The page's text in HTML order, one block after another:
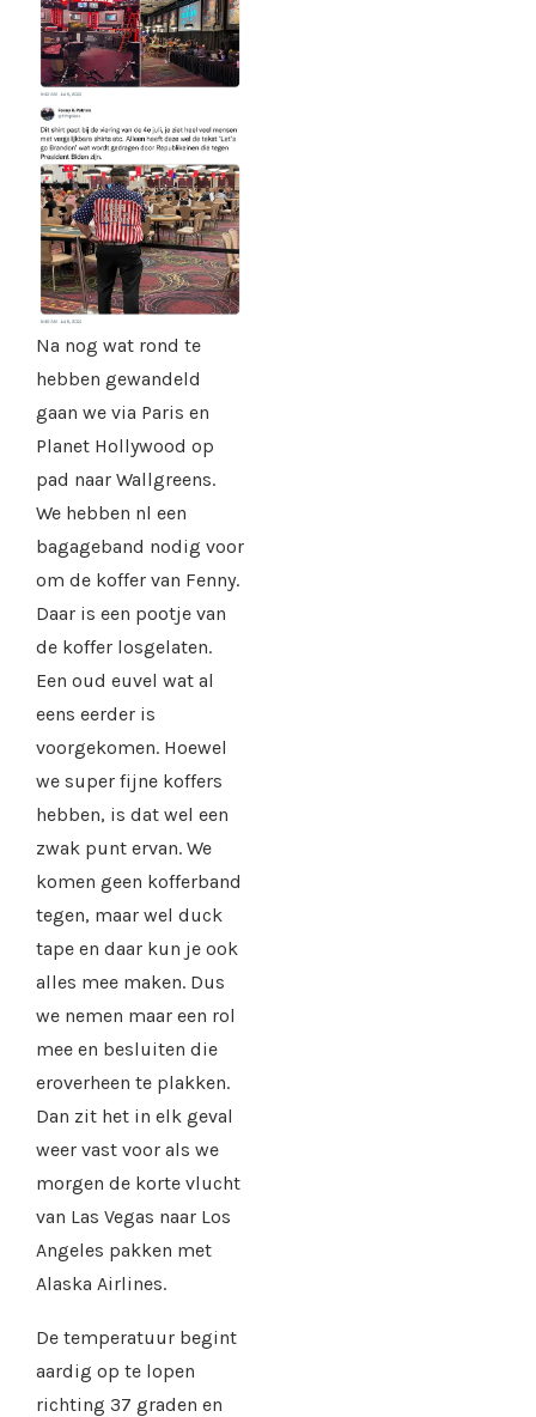
Na nog wat rond te
hebben gewandeld
gaan we via Paris en
Planet Hollywood op
pad naar Wallgreens.
We hebben nl een
bagageband nodig voor
om de koffer van Fenny.
Daar is een pootje van
de koffer losgelaten.
Een oud euvel wat al
eens eerder is
voorgekomen. Hoewel
we super fijne koffers
hebben, is dat wel een
zwak punt ervan. We
komen geen kofferband
tegen, maar wel duck
tape en daar kun je ook
alles mee maken. Dus
we nemen maar een rol
mee en besluiten die
eroverheen te plakken.
Dan zit het in elk geval
weer vast voor als we
morgen de korte vlucht
van Las Vegas naar Los
Angeles pakken met
Alaska Airlines.
De temperatuur begint
aardig op te lopen
richting 37 graden en